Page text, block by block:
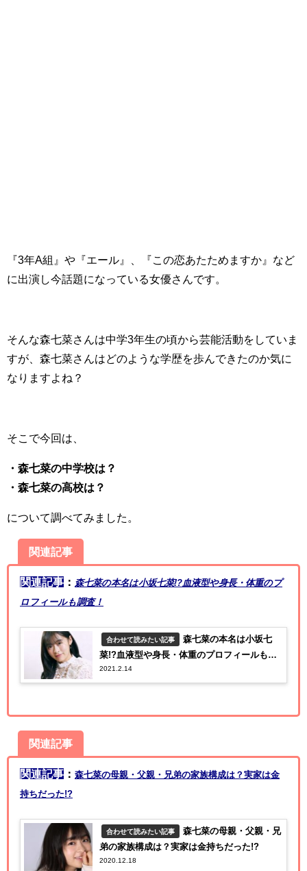
『3年A組』や『エール』、
『この恋あたためますか』など
に出演し今話題になっている女優さんです。
そんな森七菜さんは中学3年生の頃から芸能活動をしていま
すが、森七菜さんはどのような学歴を歩んできたのか気に
なりますよね？
そこで今回は、
・森七菜の中学校は？
・森七菜の高校は？
について調べてみました。
関連記事
関連記事 ： 森七菜の本名は小坂七菜!?血液型や身長・体重のプ
ロフィールも調査！
合わせて読みたい記事
森七菜の本名は小坂七
菜!?血液型や身長・体重のプロフィールも調
査！
2021.2.14
関連記事
関連記事 ： 森七菜の母親・父親・兄弟の家族構成は？実家は金
持ちだった!?
合わせて読みたい記事
森七菜の母親・父親・兄
弟の家族構成は？実家は金持ちだった!?
2020.12.18